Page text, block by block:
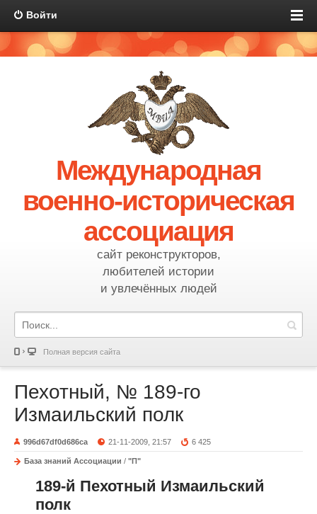
Войти
Международная
военно-историческая
ассоциация
сайт реконструкторов,
любителей истории
и увлечённых людей
Полная версия сайта
Пехотный, № 189-го
Измаильский полк
996d67df0d686ca 21-11-2009, 21:57 6 425
База знаний Ассоциации / "П"
189-й Пехотный Измаильский
полк